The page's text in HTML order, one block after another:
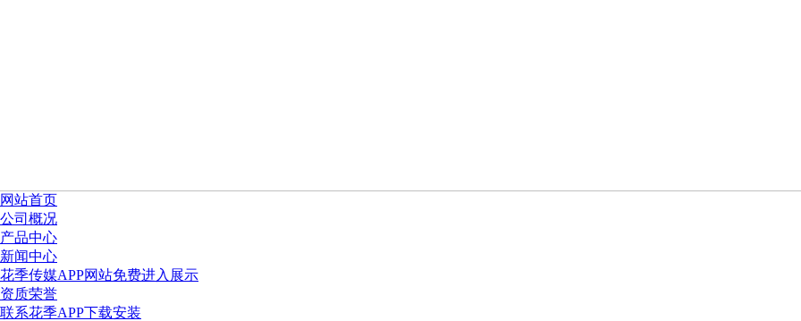
网站首页
公司概况
产品中心
新闻中心
花季传媒APP网站免费进入展示
资质荣誉
联系花季APP下载安装